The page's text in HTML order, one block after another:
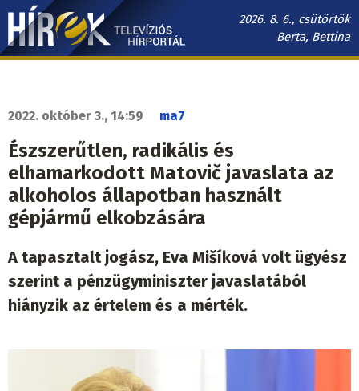
Ugrás
tartalomra
2026. 8. 6., csütörtök
Berta, Bettina
Hírek.sk
navigáció
2022. október 3., 14:59 ma7
Észszerűtlen, radikális és
elhamarkodott Matovič javaslata az
alkoholos állapotban használt
gépjármű elkobzására
A tapasztalt jogász, Eva Mišíková volt ügyész
szerint a pénzügyminiszter javaslatából
hiányzik az értelem és a mérték.